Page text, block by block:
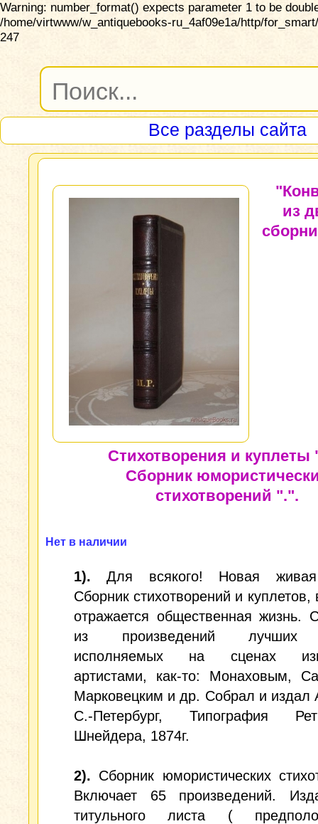
Warning: number_format() expects parameter 1 to be
/home/virtwww/w_antiquebooks-ru_4af09e1a/http/
247
Все разделы сайта
из
Стихотворения и куплеты
Сборник
стихотворений ".".
Нет в наличии
1). Для всякого! Новая живая
Сборник стихотворений и куплетов,
отражается общественная жизнь.
из произведений лучших
исполняемых на сценах
артистами, как-то: Монаховым,
Марковецким и др. Собрал и издал
С.-Петербург, Типография
Шнейдера, 1874г.
2). Сборник юмористических
Включает 65 произведений.
титульного листа (